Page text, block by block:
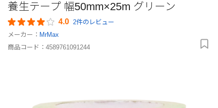
養生テープ 幅50mm×25m グリーン
4.0 2件のレビュー
メーカー： MrMax
商品コード： 4589761091244